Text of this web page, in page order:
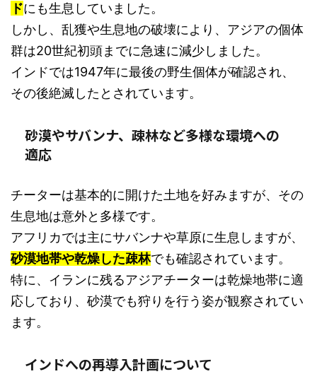
ドにも生息していました。
しかし、乱獲や生息地の破壊により、アジアの個体
群は20世紀初頭までに急速に減少しました。
インドでは1947年に最後の野生個体が確認され、
その後絶滅したとされています。
砂漠やサバンナ、疎林など多様な環境への
適応
チーターは基本的に開けた土地を好みますが、その
生息地は意外と多様です。
アフリカでは主にサバンナや草原に生息しますが、
砂漠地帯や乾燥した疎林でも確認されています。
特に、イランに残るアジアチーターは乾燥地帯に適
応しており、砂漠でも狩りを行う姿が観察されてい
ます。
インドへの再導入計画について